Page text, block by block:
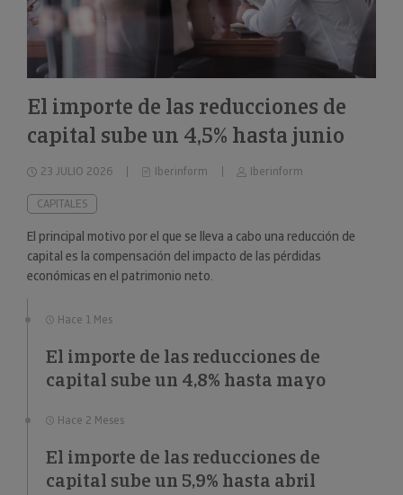
El importe de las reducciones de
capital sube un 4,5% hasta junio
23 JULIO 2026 Iberinform Iberinform
CAPITALES
El principal motivo por el que se lleva a cabo una reducción de
capital es la compensación del impacto de las pérdidas
económicas en el patrimonio neto.
Hace 1 Mes
El importe de las reducciones de
capital sube un 4,8% hasta mayo
Hace 2 Meses
El importe de las reducciones de
capital sube un 5,9% hasta abril